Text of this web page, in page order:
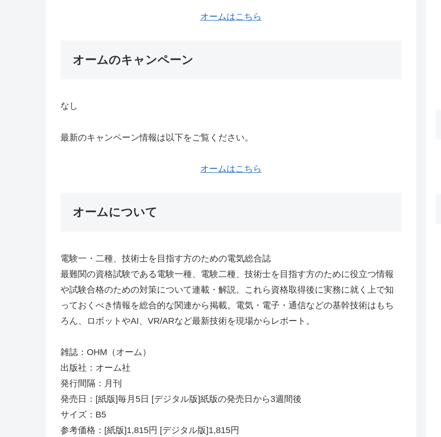
オームはこちら
オームのキャンペーン
なし
最新のキャンペーン情報は以下をご覧ください。
オームはこちら
オームについて
電験一・二種、技術士を目指す方のための電気総合誌
最難関の資格試験である電験一種、電験二種、技術士を目指す方のために役立つ情報
や試験合格のための対策について連載・解説。これら資格取得後に実務に就く上で知
っておくべき情報を総合的な関連から掲載。電気・電子・通信などの基幹技術はもち
ろん、ロボットやAI、VR/ARなど最新技術を現場からレポート。
雑誌：OHM（オーム）
出版社：オーム社
発行間隔：月刊
発売日：[紙版]毎月5日 [デジタル版]紙版の発売日から3週間後
サイズ：B5
参考価格：[紙版]1,815円 [デジタル版]1,815円